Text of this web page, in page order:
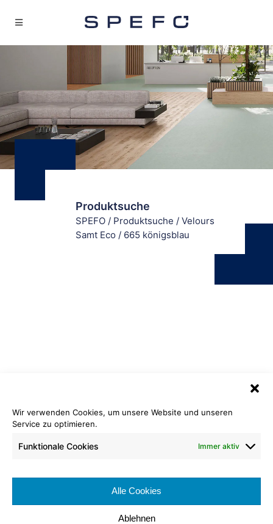
Wir verwenden Cookies, um unsere Website und unseren
Service zu optimieren.
Funktionale Cookies Immer aktiv
Alle Cookies
Ablehnen
Produktsuche
SPEFO / Produktsuche / Velours
Samt Eco / 665 königsblau
665 königsblau
Bahnenbreite: ca. 200 cm
Velours Samt Eco